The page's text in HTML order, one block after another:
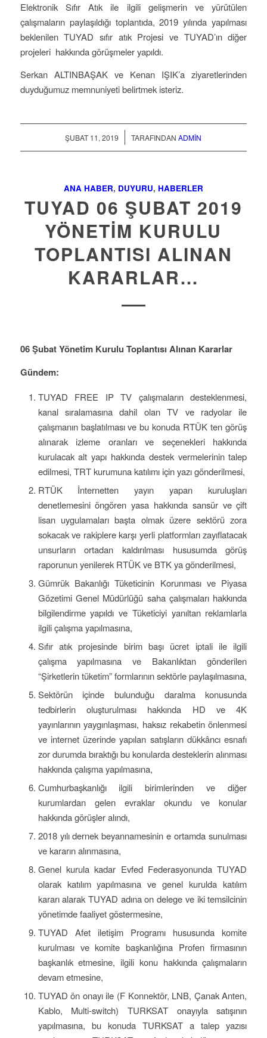
Elektronik Sıfır Atık ile ilgili gelişmerin ve yürütülen
çalışmaların paylaşıldığı toplantıda, 2019 yılında yapılması
beklenilen TUYAD sıfır atık Projesi ve TUYAD’ın diğer
projeleri hakkında görüşmeler yapıldı.
Serkan ALTINBAŞAK ve Kenan IŞIK’a ziyaretlerinden
duyduğumuz memnuniyeti belirtmek isteriz.
ŞUBAT 11, 2019
/ TARAFINDANADMIN
ANA HABER, DUYURU, HABERLER
TUYAD 06 ŞUBAT 2019
YÖNETIM KURULU
TOPLANTISI ALINAN
KARARLAR…
06 Şubat Yönetim Kurulu Toplantısı Alınan Kararlar
Gündem:
TUYAD FREE IP TV çalışmaların desteklenmesi,
kanal sıralamasına dahil olan TV ve radyolar ile
çalışmanın başlatılması ve bu konuda RTÜK ten görüş
alınarak izleme oranları ve seçenekleri hakkında
kurulacak alt yapı hakkında destek vermelerinin talep
edilmesi, TRT kurumuna katılımı için yazı gönderilmesi,
RTÜK İnternetten yayın yapan kuruluşları
denetlemesini öngören yasa hakkında sansür ve çift
lisan uygulamaları başta olmak üzere sektörü zora
sokacak ve rakiplere karşı yerli platformları zayıflatacak
unsurların ortadan kaldırılması hususumda görüş
raporunun yenilerek RTÜK ve BTK ya gönderilmesi,
Gümrük Bakanlığı Tüketicinin Korunması ve Piyasa
Gözetimi Genel Müdürlüğü saha çalışmaları hakkında
bilgilendirme yapıldı ve Tüketiciyi yanıltan reklamlarla
ilgili çalışma yapılmasına,
Sıfır atık projesinde birim başı ücret iptali ile ilgili
çalışma yapılmasına ve Bakanlıktan gönderilen
“Şirketlerin tüketim” formlarının sektörle paylaşılmasına,
Sektörün içinde bulunduğu daralma konusunda
tedbirlerin oluşturulması hakkında HD ve 4K
yayınlarının yaygınlaşması, haksız rekabetin önlenmesi
ve internet üzerinde yapılan satışların dükkâncı esnafı
zor durumda bıraktığı bu konularda desteklerin alınması
hakkında çalışma yapılmasına,
Cumhurbaşkanlığı ilgili birimlerinden ve diğer
kurumlardan gelen evraklar okundu ve konular
hakkında görüşler alındı,
2018 yılı dernek beyannamesinin e ortamda sunulması
ve kararın alınmasına,
Genel kurula kadar Evfed Federasyonunda TUYAD
olarak katılım yapılmasına ve genel kurulda katılım
kararı alarak TUYAD adına on delege ve iki temsilcinin
yönetimde faaliyet göstermesine,
TUYAD Afet iletişim Programı hususunda komite
kurulması ve komite başkanlığına Profen firmasının
başkanlık etmesine, ilgili konu hakkında çalışmaların
devam etmesine,
TUYAD ön onayı ile (F Konnektör, LNB, Çanak Anten,
Kablo, Multi-switch) TURKSAT onayıyla satışının
yapılmasına, bu konuda TURKSAT a talep yazısı